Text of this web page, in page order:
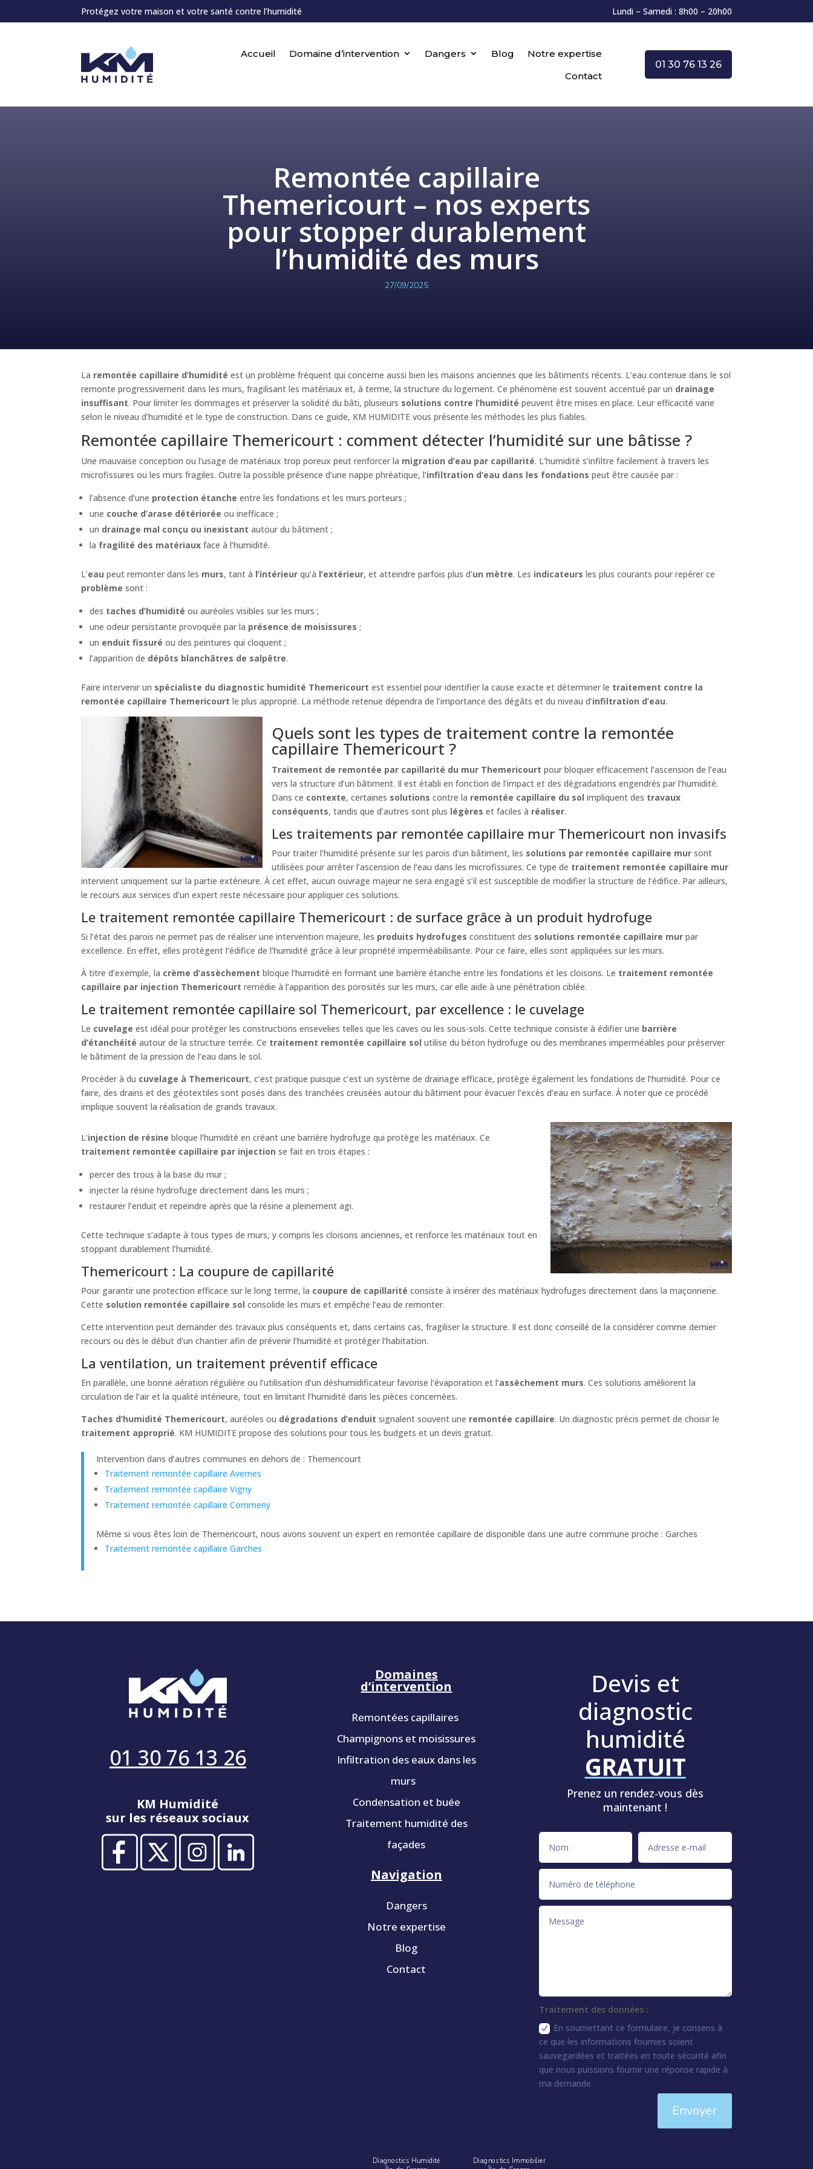
Protégez votre maison et votre santé contre l’humidité Lundi – Samedi : 8h00 – 20h00
Accueil Domaine d’intervention Dangers Blog
Notre expertise
Contact
01 30 76 13 26
Remontée capillaire
Themericourt – nos experts
pour stopper durablement
l’humidité des murs
27/09/2025
La remontée capillaire d’humidité est un problème fréquent qui concerne aussi bien les maisons anciennes que les bâtiments récents. L’eau contenue dans le sol
remonte progressivement dans les murs, fragilisant les matériaux et, à terme, la structure du logement. Ce phénomène est souvent accentué par un drainage
insuffisant. Pour limiter les dommages et préserver la solidité du bâti, plusieurs solutions contre l’humidité peuvent être mises en place. Leur efficacité varie
selon le niveau d’humidité et le type de construction. Dans ce guide, KM HUMIDITE vous présente les méthodes les plus fiables.
Remontée capillaire Themericourt : comment détecter l’humidité sur une bâtisse ?
Une mauvaise conception ou l’usage de matériaux trop poreux peut renforcer la migration d’eau par capillarité. L’humidité s’infiltre facilement à travers les
microfissures ou les murs fragiles. Outre la possible présence d’une nappe phréatique, l’infiltration d’eau dans les fondations peut être causée par :
l’absence d’une protection étanche entre les fondations et les murs porteurs ;
une couche d’arase détériorée ou inefficace ;
un drainage mal conçu ou inexistant autour du bâtiment ;
la fragilité des matériaux face à l’humidité.
L’eau peut remonter dans les murs, tant à l’intérieur qu’à l’extérieur, et atteindre parfois plus d’un mètre. Les indicateurs les plus courants pour repérer ce
problème sont :
des taches d’humidité ou auréoles visibles sur les murs ;
une odeur persistante provoquée par la présence de moisissures ;
un enduit fissuré ou des peintures qui cloquent ;
l’apparition de dépôts blanchâtres de salpêtre.
Faire intervenir un spécialiste du diagnostic humidité Themericourt est essentiel pour identifier la cause exacte et déterminer le traitement contre la
remontée capillaire Themericourt le plus approprié. La méthode retenue dépendra de l’importance des dégâts et du niveau d’infiltration d’eau.
Quels sont les types de traitement contre la remontée
capillaire Themericourt ?
Traitement de remontée par capillarité du mur Themericourt pour bloquer efficacement l’ascension de l’eau
vers la structure d’un bâtiment. Il est établi en fonction de l’impact et des dégradations engendrés par l’humidité.
Dans ce contexte, certaines solutions contre la remontée capillaire du sol impliquent des travaux
conséquents, tandis que d’autres sont plus légères et faciles à réaliser.
Les traitements par remontée capillaire mur Themericourt non invasifs
Pour traiter l’humidité présente sur les parois d’un bâtiment, les solutions par remontée capillaire mur sont
utilisées pour arrêter l’ascension de l’eau dans les microfissures. Ce type de traitement remontée capillaire mur
intervient uniquement sur la partie extérieure. À cet effet, aucun ouvrage majeur ne sera engagé s’il est susceptible de modifier la structure de l’édifice. Par ailleurs,
le recours aux services d’un expert reste nécessaire pour appliquer ces solutions.
Le traitement remontée capillaire Themericourt : de surface grâce à un produit hydrofuge
Si l’état des parois ne permet pas de réaliser une intervention majeure, les produits hydrofuges constituent des solutions remontée capillaire mur par
excellence. En effet, elles protègent l’édifice de l’humidité grâce à leur propriété imperméabilisante. Pour ce faire, elles sont appliquées sur les murs.
À titre d’exemple, la crème d’assèchement bloque l’humidité en formant une barrière étanche entre les fondations et les cloisons. Le traitement remontée
capillaire par injection Themericourt remédie à l’apparition des porosités sur les murs, car elle aide à une pénétration ciblée.
Le traitement remontée capillaire sol Themericourt, par excellence : le cuvelage
Le cuvelage est idéal pour protéger les constructions ensevelies telles que les caves ou les sous-sols. Cette technique consiste à édifier une barrière
d’étanchéité autour de la structure terrée. Ce traitement remontée capillaire sol utilise du béton hydrofuge ou des membranes imperméables pour préserver
le bâtiment de la pression de l’eau dans le sol.
Procéder à du cuvelage à Themericourt, c’est pratique puisque c’est un système de drainage efficace, protège également les fondations de l’humidité. Pour ce
faire, des drains et des géotextiles sont posés dans des tranchées creusées autour du bâtiment pour évacuer l’excès d’eau en surface. À noter que ce procédé
implique souvent la réalisation de grands travaux.
L’injection de résine bloque l’humidité en créant une barrière hydrofuge qui protège les matériaux. Ce
traitement remontée capillaire par injection se fait en trois étapes :
percer des trous à la base du mur ;
injecter la résine hydrofuge directement dans les murs ;
restaurer l’enduit et repeindre après que la résine a pleinement agi.
Cette technique s’adapte à tous types de murs, y compris les cloisons anciennes, et renforce les matériaux tout en
stoppant durablement l’humidité.
Themericourt : La coupure de capillarité
Pour garantir une protection efficace sur le long terme, la coupure de capillarité consiste à insérer des matériaux hydrofuges directement dans la maçonnerie.
Cette solution remontée capillaire sol consolide les murs et empêche l’eau de remonter.
Cette intervention peut demander des travaux plus conséquents et, dans certains cas, fragiliser la structure. Il est donc conseillé de la considérer comme dernier
recours ou dès le début d’un chantier afin de prévenir l’humidité et protéger l’habitation.
La ventilation, un traitement préventif efficace
En parallèle, une bonne aération régulière ou l’utilisation d’un déshumidificateur favorise l’évaporation et l’assèchement murs. Ces solutions améliorent la
circulation de l’air et la qualité intérieure, tout en limitant l’humidité dans les pièces concernées.
Taches d’humidité Themericourt, auréoles ou dégradations d’enduit signalent souvent une remontée capillaire. Un diagnostic précis permet de choisir le
traitement approprié. KM HUMIDITE propose des solutions pour tous les budgets et un devis gratuit.
Intervention dans d’autres communes en dehors de : Themericourt
Traitement remontée capillaire Avernes
Traitement remontée capillaire Vigny
Traitement remontée capillaire Commeny
Même si vous êtes loin de Themericourt, nous avons souvent un expert en remontée capillaire de disponible dans une autre commune proche : Garches
Traitement remontée capillaire Garches
01 30 76 13 26
KM Humidité
sur les réseaux sociaux
Domaines
d’intervention
Remontées capillaires
Champignons et moisissures
Infiltration des eaux dans les
murs
Condensation et buée
Traitement humidité des
façades
Navigation
Dangers
Notre expertise
Blog
Contact
Devis et
diagnostic
humidité
GRATUIT
Prenez un rendez-vous dès
maintenant !
Traitement des données :
En soumettant ce formulaire, je consens à
ce que les informations fournies soient
sauvegardées et traitées en toute sécurité afin
que nous puissions fournir une réponse rapide à
ma demande.
Envoyer
Diagnostics Humidité Diagnostics Immobilier